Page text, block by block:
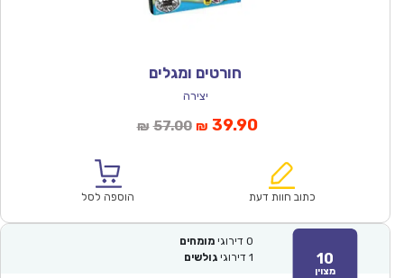
חורטים ומגלים
יצירה
₪ 57.00המחיר
₪57.00.
₪ 39.90המחיר
הוא:
כתוב חוות דעת הוספה לסל
10
מצוין
0 דירוגי מומחים
1 דירוגי גולשים